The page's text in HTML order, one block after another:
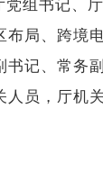
党组书记、
布局、跨境
书记、常务
人员， 厅机